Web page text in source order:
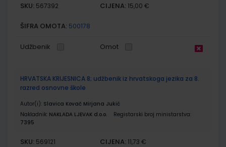
SKU: 567392 CIJENA: 15,00 €
ŠIFRA OMOTA: 500178
Udžbenik Omot
HRVATSKA KRIJESNICA 8; udžbenik iz hrvatskoga jezika za 8.
razred osnovne škole
Autor(i): Slavica Kovač Mirjana Jukić
Nakladnik: NAKLADA LJEVAK d.o.o.
Registarski broj ministarstva:
7395
SKU: 569121 CIJENA: 11,73 €